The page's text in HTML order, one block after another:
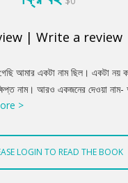
| Write a review
আমার একটা নাম ছিল। একটা নয়
নাম। আরও একজনের দেওয়া
পরিচয় আমার অত্যন্ত গর্বের। প্ৰায়
থাবা। পঁচিশের পর ছ'মাস প্রায়
>
LOGIN TO READ THE BOOK